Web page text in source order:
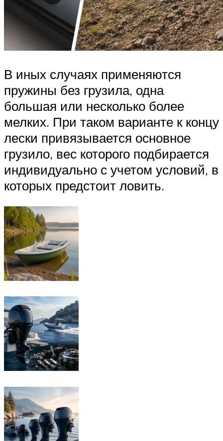
В иных случаях применяются
пружины без грузила, одна
большая или несколько более
мелких. При таком варианте к концу
лески привязывается основное
грузило, вес которого подбирается
индивидуально с учетом условий, в
которых предстоит ловить.